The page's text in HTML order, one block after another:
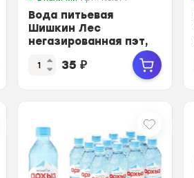
Вода питьевая
Шишкин Лес
негазированная пэт,
35 ₽